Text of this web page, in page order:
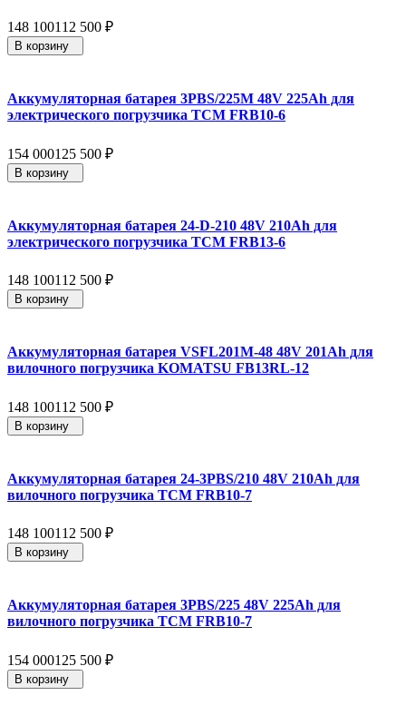
148 100112 500 ₽
В корзину
Аккумуляторная батарея 3PBS/225M 48V 225Ah для
электрического погрузчика TCM FRB10-6
154 000125 500 ₽
В корзину
Аккумуляторная батарея 24-D-210 48V 210Ah для
электрического погрузчика TCM FRB13-6
148 100112 500 ₽
В корзину
Аккумуляторная батарея VSFL201M-48 48V 201Ah для
вилочного погрузчика KOMATSU FB13RL-12
148 100112 500 ₽
В корзину
Аккумуляторная батарея 24-3PBS/210 48V 210Ah для
вилочного погрузчика TCM FRB10-7
148 100112 500 ₽
В корзину
Аккумуляторная батарея 3PBS/225 48V 225Ah для
вилочного погрузчика TCM FRB10-7
154 000125 500 ₽
В корзину